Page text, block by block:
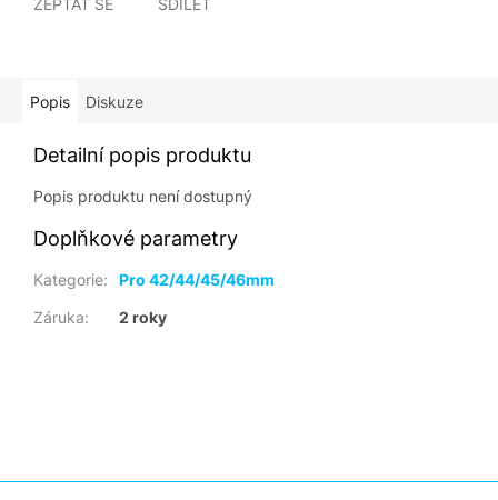
ZEPTAT SE SDÍLET
Popis Diskuze
Detailní popis produktu
Popis produktu není dostupný
Doplňkové parametry
Kategorie:
Pro 42/44/45/46mm
Záruka: 2 roky